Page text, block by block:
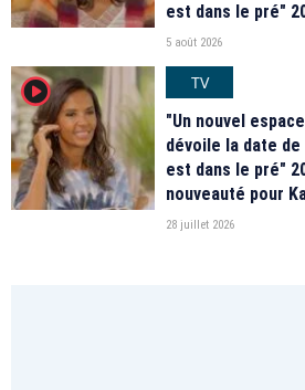
est dans le pré"
5 août 2026
player2
TV
"Un nouvel
dévoile la date
est dans le pré"
nouveauté pour
28 juillet 2026